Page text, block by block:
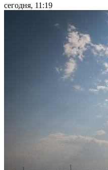
сегодня, 11:19